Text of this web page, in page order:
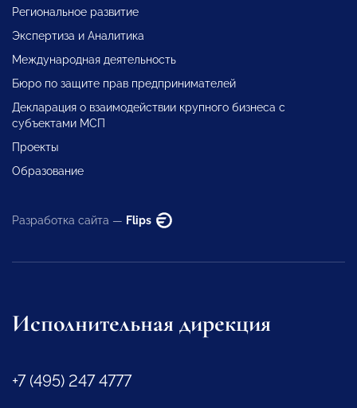
Региональное развитие
Экспертиза и Аналитика
Международная деятельность
Бюро по защите прав предпринимателей
Декларация о взаимодействии крупного бизнеса с
субъектами МСП
Проекты
Образование
Разработка сайта — Flips
Исполнительная дирекция
+7 (495) 247 4777